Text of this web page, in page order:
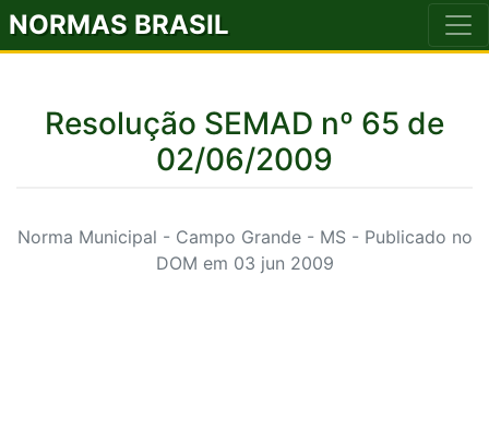
NORMAS BRASIL
Resolução SEMAD nº 65 de
02/06/2009
Norma Municipal - Campo Grande - MS - Publicado no
DOM em 03 jun 2009